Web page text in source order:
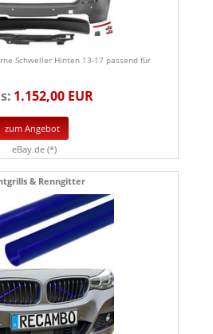
Schweller Hinten 13-17 passend für
1.152,00 EUR
zum Angebot
eBay.de (*)
& Renngitter